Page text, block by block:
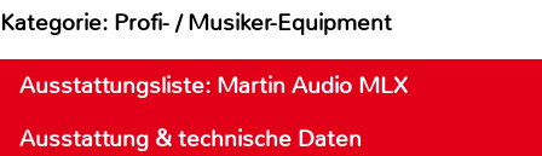
Kategorie: Profi- / Musiker-Equipment
Ausstattungsliste: Martin Audio MLX
Ausstattung & technische Daten